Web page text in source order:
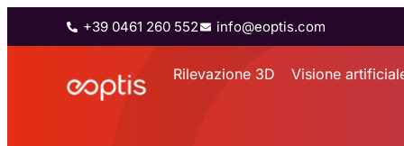
+39 0461 260 552 info@eoptis.com
Rilevazione 3D Visione